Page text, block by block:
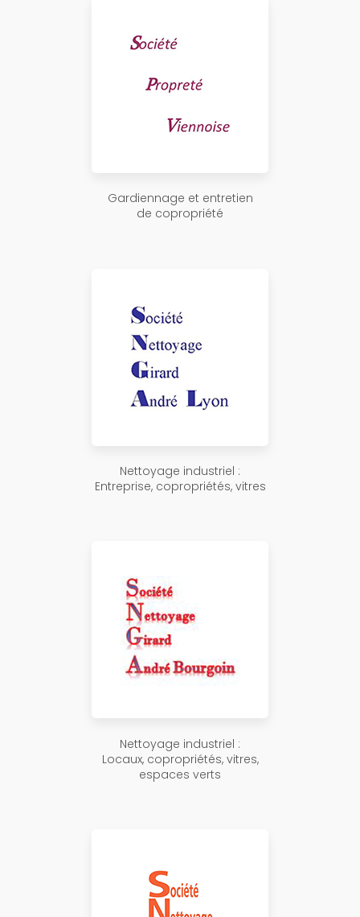
Gardiennage et entretien
de copropriété
Nettoyage industriel :
Entreprise, copropriétés, vitres
Nettoyage industriel :
Locaux, copropriétés, vitres,
espaces verts